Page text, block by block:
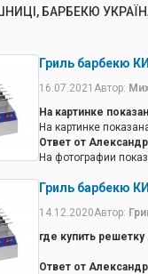
БАРБЕКЮ
Гриль барбекю
16.07.2021 Автор:
На картинке
На картинке
Ответ от Александр
На фотографии
Гриль барбекю
14.12.2020Автор:
где купить решетку
Ответ от Александр